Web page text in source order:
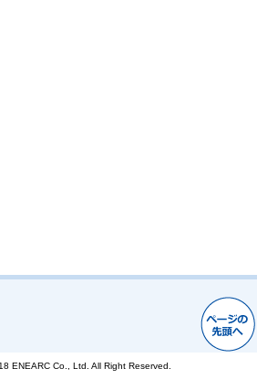
ENEARC Co., Ltd. All Right Reserved.